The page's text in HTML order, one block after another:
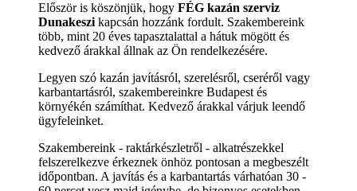
Először is köszönjük, hogy FÉG kazán szerviz
Dunakeszi kapcsán hozzánk fordult. Szakembereink
több, mint 20 éves tapasztalattal a hátuk mögött és
kedvező árakkal állnak az Ön rendelkezésére.
Legyen szó kazán javításról, szerelésről, cseréről vagy
karbantartásról, szakembereinkre Budapest és
környékén számíthat. Kedvező árakkal várjuk leendő
ügyfeleinket.
Szakembereink - raktárkészletről - alkatrészekkel
felszerelkezve érkeznek önhöz pontosan a megbeszélt
időpontban. A javítás és a karbantartás várhatóan 30 -